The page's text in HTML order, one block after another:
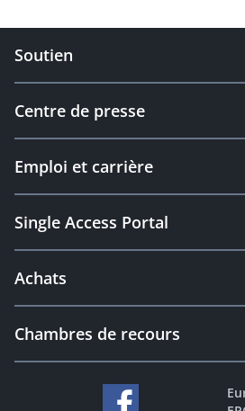
Soutien
Centre de presse
Emploi et carrière
Single Access Portal
Achats
Chambres de recours